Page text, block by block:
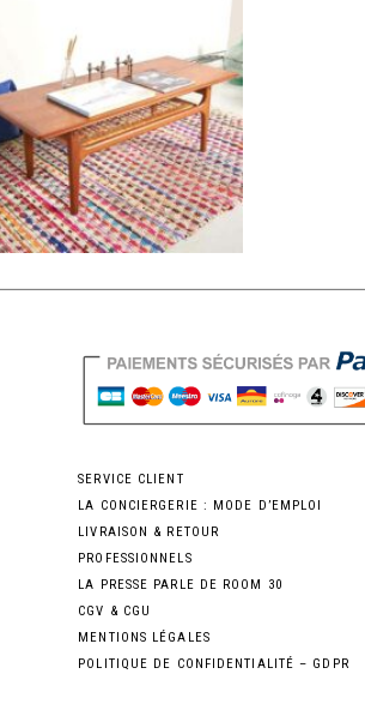
SERVICE CLIENT
LA CONCIERGERIE : MODE D’EMPLOI
LIVRAISON & RETOUR
PROFESSIONNELS
LA PRESSE PARLE DE ROOM 30
CGV & CGU
MENTIONS LÉGALES
POLITIQUE DE CONFIDENTIALITÉ – GDPR